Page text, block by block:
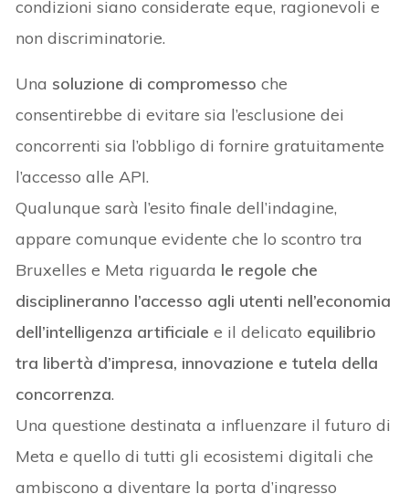
condizioni siano considerate eque, ragionevoli e
non discriminatorie.
Una soluzione di compromesso che
consentirebbe di evitare sia l’esclusione dei
concorrenti sia l’obbligo di fornire gratuitamente
l’accesso alle API.
Qualunque sarà l’esito finale dell’indagine,
appare comunque evidente che lo scontro tra
Bruxelles e Meta riguarda le regole che
disciplineranno l’accesso agli utenti nell’economia
dell’intelligenza artificiale e il delicato equilibrio
tra libertà d’impresa, innovazione e tutela della
concorrenza.
Una questione destinata a influenzare il futuro di
Meta e quello di tutti gli ecosistemi digitali che
ambiscono a diventare la porta d’ingresso